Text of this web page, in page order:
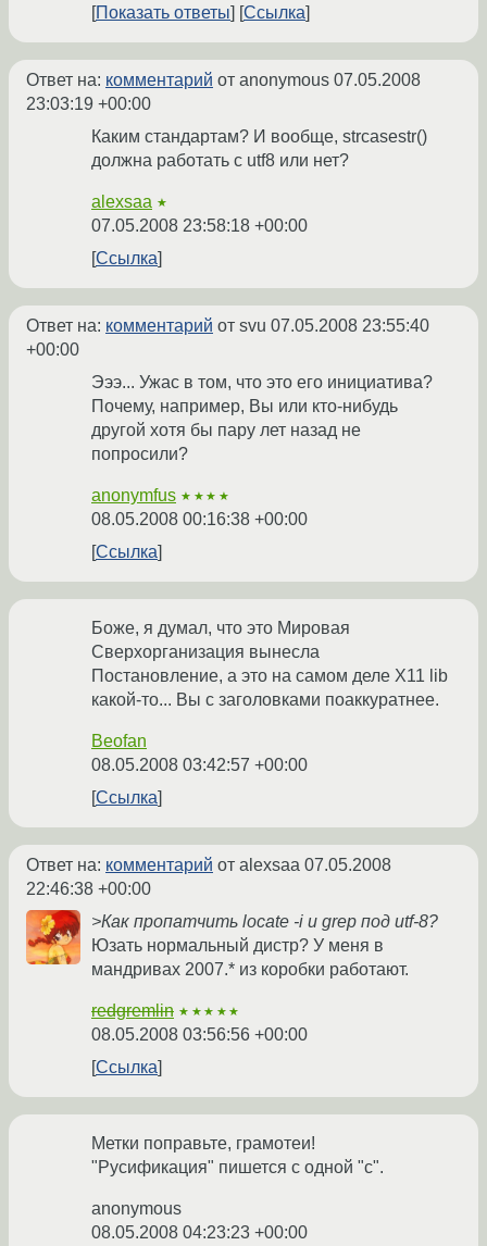
Показать ответы Ссылка
Ответ на: комментарий от anonymous 07.05.2008
23:03:19 +00:00
Каким стандартам? И вообще, strcasestr()
должна работать с utf8 или нет?
alexsaa ★
07.05.2008 23:58:18 +00:00
Ссылка
Ответ на: комментарий от svu 07.05.2008 23:55:40
+00:00
Эээ... Ужас в том, что это его инициатива?
Почему, например, Вы или кто-нибудь
другой хотя бы пару лет назад не
попросили?
anonymfus ★★★★
08.05.2008 00:16:38 +00:00
Ссылка
Боже, я думал, что это Мировая
Сверхорганизация вынесла
Постановление, а это на самом деле X11 lib
какой-то... Вы с заголовками поаккуратнее.
Beofan
08.05.2008 03:42:57 +00:00
Ссылка
Ответ на: комментарий от alexsaa 07.05.2008
22:46:38 +00:00
>Как пропатчить locate -i и grep под utf-8?
Юзать нормальный дистр? У меня в
мандривах 2007.* из коробки работают.
redgremlin ★★★★★
08.05.2008 03:56:56 +00:00
Ссылка
Метки поправьте, грамотеи!
"Русификация" пишется с одной "с".
anonymous
08.05.2008 04:23:23 +00:00